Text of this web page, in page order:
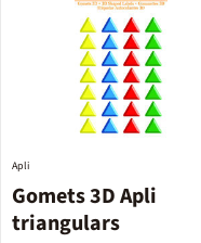
Gomets 3D Apli
triangulars
Apli